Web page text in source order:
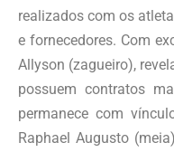
realizados com os
e fornecedores. Com
Allyson (zagueiro),
possuem contratos
permanece com
Raphael Augusto